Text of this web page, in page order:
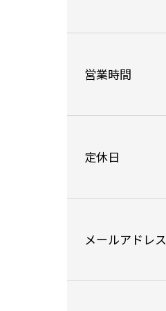
営業時間
定休日
メールアドレス